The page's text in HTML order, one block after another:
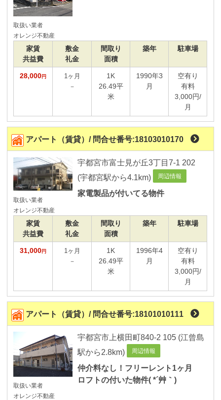
こだわり条件
建物の種類
新築
管理費込み
間取り
～
部屋面積
設備から選ぶ
都市ガスの物件
オ－ル電化の物件
オ－トロック設置物件
CS放送受信可能物件
契約条件から選ぶ
敷金・礼金無し物件
礼金無し物件
フリ－レント物件
物件種類から選ぶ
取扱い業者
オレンジ不動産
家賃
共益費
敷金
礼金
間取り
面積
築年 駐車場
28,000円
1ヶ月
－
1K
26.49平
米
1990年3
月
空有り
有料
3,000円/
月
アパート（賃貸）/ 問合せ番号:18103010170
取扱い業者
オレンジ不動産
宇都宮市富士見が丘3丁目7-1 202
(宇都宮駅から4.1km)
周辺情報
家電製品が付いてる物件
家賃
共益費
敷金
礼金
間取り
面積
築年 駐車場
31,000円
1ヶ月
－
1K
26.49平
米
1996年4
月
空有り
有料
3,000円/
月
アパート（賃貸）/ 問合せ番号:18101010111
取扱い業者
オレンジ不動産
宇都宮市上横田町840-2 105 (江曾島
駅から2.8km)
周辺情報
仲介料なし！フリーレント1ヶ月
ロフトの付いた物件( *´艸｀)